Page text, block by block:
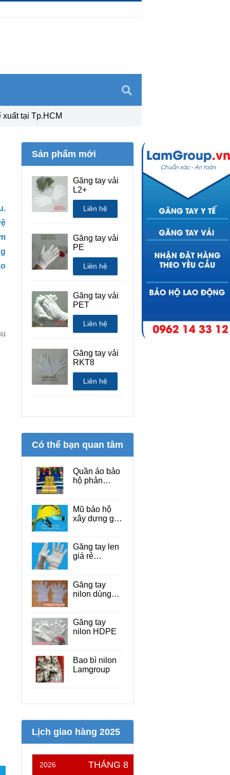
Sản phẩm mới
Găng tay vải
L2+
Liên hệ
Găng tay vải
PE
Liên hệ
Găng tay vải
PET
Liên hệ
Găng tay vải
RKT8
Liên hệ
Có thể bạn quan tâm
Quần áo bảo
hộ phản
Mũ bảo hộ
xây dựng giá
Găng tay len
giá rẻ
Găng tay
nilon dùng
Găng tay
nilon HDPE
Bao bì nilon
Lamgroup
Lịch giao hàng 2025
2026 THÁNG 8
tại Tp.HCM